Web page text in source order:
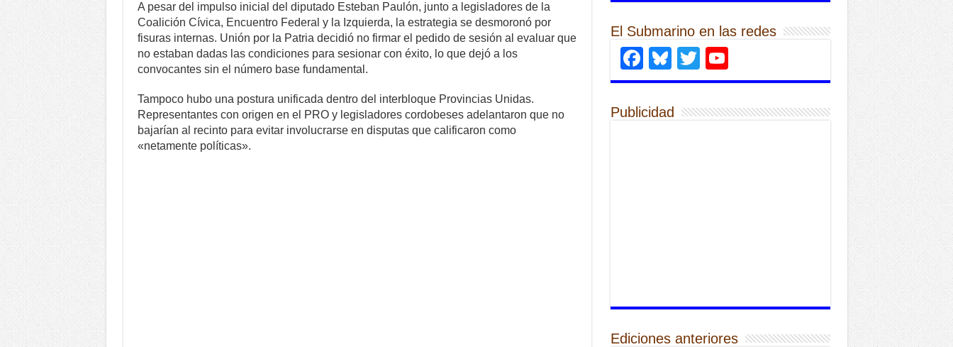
A pesar del impulso inicial del diputado Esteban Paulón, junto a legisladores de la
Coalición Cívica, Encuentro Federal y la Izquierda, la estrategia se desmoronó por
fisuras internas. Unión por la Patria decidió no firmar el pedido de sesión al evaluar que
no estaban dadas las condiciones para sesionar con éxito, lo que dejó a los
convocantes sin el número base fundamental.
Tampoco hubo una postura unificada dentro del interbloque Provincias Unidas.
Representantes con origen en el PRO y legisladores cordobeses adelantaron que no
bajarían al recinto para evitar involucrarse en disputas que calificaron como
«netamente políticas».
El Submarino en las redes
Facebook
Bluesky
Twitter
Publicidad
Ediciones anteriores